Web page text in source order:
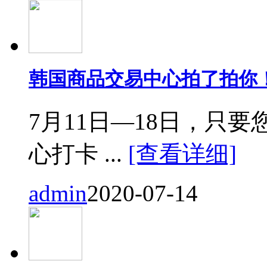
韩国商品交易中心拍了拍你
7月11日—18日，只要
心打卡 ... [查看详细]
admin2020-07-14